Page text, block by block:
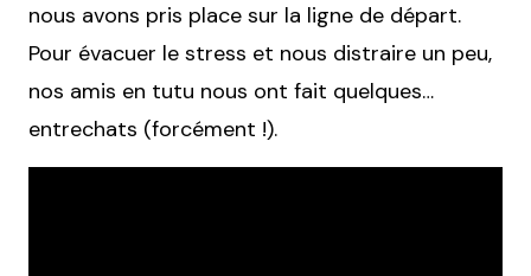
nous avons pris place sur la ligne de départ.
Pour évacuer le stress et nous distraire un peu,
nos amis en tutu nous ont fait quelques…
entrechats (forcément !).